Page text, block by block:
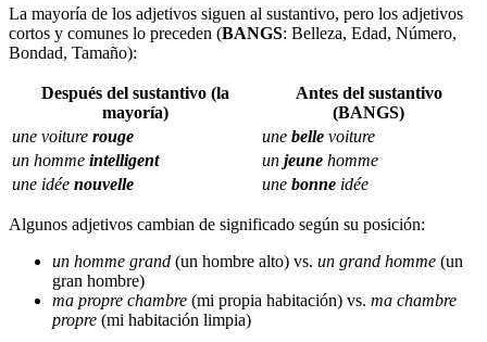
La mayoría de los adjetivos siguen al sustantivo, pero los adjetivos
cortos y comunes lo preceden (BANGS: Belleza, Edad, Número,
Bondad, Tamaño):
Después del sustantivo (la
mayoría)
Antes del sustantivo
(BANGS)
une voiture rouge une belle voiture
un homme intelligent un jeune homme
une idée nouvelle une bonne idée
Algunos adjetivos cambian de significado según su posición:
un homme grand (un hombre alto) vs. un grand homme (un
gran hombre)
ma propre chambre (mi propia habitación) vs. ma chambre
propre (mi habitación limpia)